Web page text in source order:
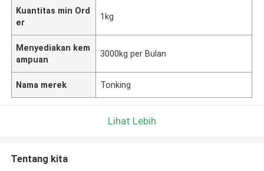
Kuantitas min Ord
er
1kg
Menyediakan kem
ampuan
3000kg per Bulan
Nama merek Tonking
Lihat Lebih
Tentang kita